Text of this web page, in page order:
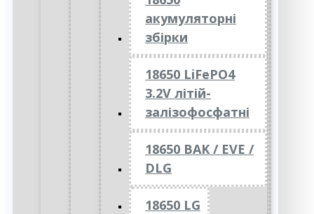
акумуляторні
збірки
18650 LiFePO4
3.2V літій-
залізофосфатні
18650 BAK / EVE /
DLG
18650 LG